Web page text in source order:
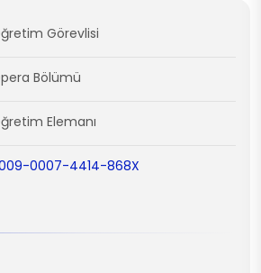
Görevlisi
Bölümü
Elemanı
0007-4414-868X